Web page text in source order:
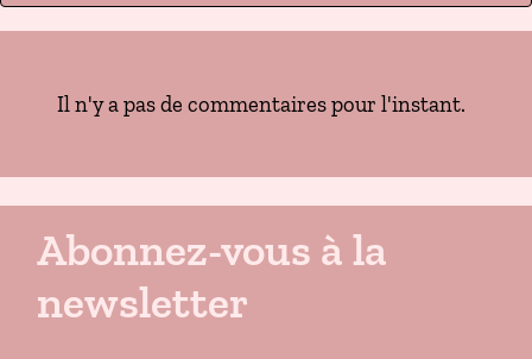
Il n'y a pas de commentaires pour l'instant.
Abonnez-vous à la
newsletter